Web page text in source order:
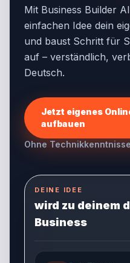
Mit Business Builder
einfachen Idee dein
und baust Schritt für
auf – verständlich,
Deutsch.
Jetzt eigenes
aufbauen
Ohne
DEINE IDEE
wird zu deinem
Business